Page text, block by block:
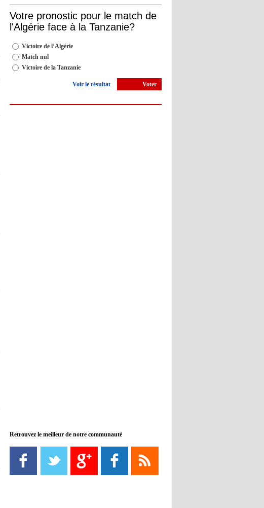
OL : Blanc veut se prendre la
tête avec Cherki
décision de départ à la retraite
08:21 - 2022/11/08
Liverpool mis en vente par son
propriétaire
Votre pronostic pour le match de
l'Algérie face à la Tanzanie?
Victoire de l’Algérie
Match nul
Victoire de la Tanzanie
Voir le résultat Voter
Retrouvez le meilleur de notre communauté